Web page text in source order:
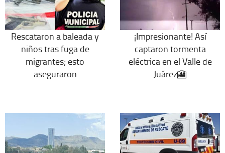
Rescataron a baleada y
niños tras fuga de
migrantes; esto
aseguraron
¡Impresionante! Así
captaron tormenta
eléctrica en el Valle de
Juárez🎦